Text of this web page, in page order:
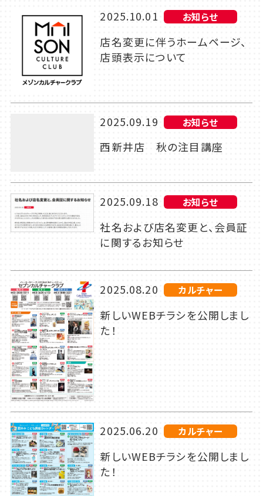
2025.10.01 お知らせ
店名変更に伴うホームページ、
店頭表示について
2025.09.19 お知らせ
西新井店 秋の注目講座
2025.09.18 お知らせ
社名および店名変更と、会員証
に関するお知らせ
2025.08.20 カルチャー
新しいWEBチラシを公開しまし
た！
2025.06.20 カルチャー
新しいWEBチラシを公開しまし
た！